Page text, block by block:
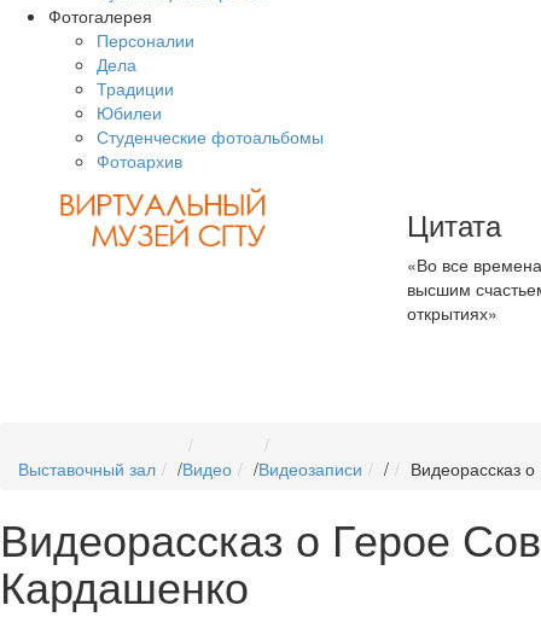
Фотогалерея
Персоналии
Дела
Традиции
Юбилеи
Студенческие фотоальбомы
Фотоархив
Цитата
«Во все
высшим
открытиях»
Выставочный зал /Видео /Видеозаписи / Видеорассказ
Видеорассказ о Герое
Кардашенко